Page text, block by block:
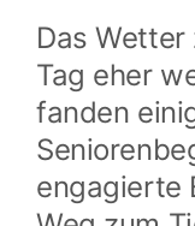
Das
Tag eher
fanden
engagierte